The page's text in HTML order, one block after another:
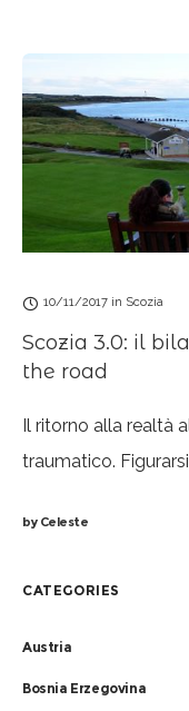
10/11/2017 in Scozia
Scozia 3.0: il
the road
Il ritorno alla realtà
traumatico.
byCeleste
CATEGORIES
Austria
Bosnia Erzegovina